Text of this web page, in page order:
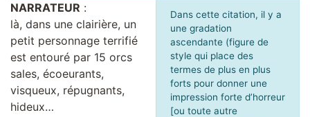
Dans cette citation, il y a
une gradation
ascendante (figure de
style qui place des
termes de plus en plus
forts pour donner une
impression forte d’horreur
[ou toute autre
NARRATEUR :
là, dans une clairière, un
petit personnage terrifié
est entouré par 15 orcs
sales, écoeurants,
visqueux, répugnants,
hideux…